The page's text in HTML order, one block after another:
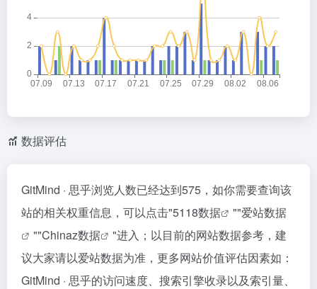
数据评估
GitMind · 思乎浏览人数已经达到575，如你需要查询该
站的相关权重信息，可以点击"5118数据 ""爱站数据
""Chinaz数据
"进入；以目前的网站数据参考，建
议大家请以爱站数据为准，更多网站价值评估因素如：
GitMind · 思乎的访问速度、搜索引擎收录以及索引量、